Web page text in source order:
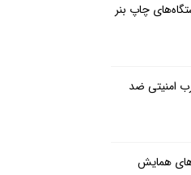
چاپ بنر
امنیتی ضد
همایش